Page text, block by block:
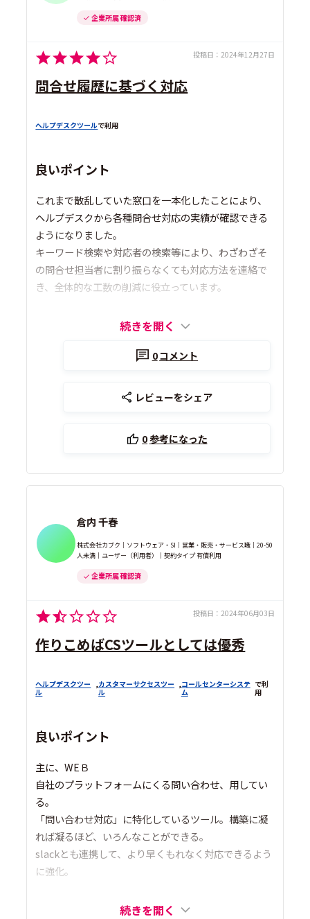
企業所属 確認済
投稿日： 2024年12月27日
問合せ履歴に基づく対応
ヘルプデスクツールで利用
良いポイント
これまで散乱していた窓口を一本化したことにより、
ヘルプデスクから各種問合せ対応の実績が確認できる
ようになりました。
キーワード検索や対応者の検索等により、わざわざそ
の問合せ担当者に割り振らなくても対応方法を連絡で
き、全体的な工数の削減に役立っています。
続きを開く
0コメント
レビューをシェア
0参考になった
倉内 千春
株式会社カブク｜ソフトウェア・SI｜営業・販売・サービス職｜20-50
人未満｜ユーザー（利用者）｜契約タイプ 有償利用
企業所属 確認済
投稿日： 2024年06月03日
作りこめばCSツールとしては優秀
ヘルプデスクツー
ル
,カスタマーサクセスツー
ル
,コールセンターシステ
ム
で利
用
良いポイント
主に、WEＢ
自社のプラットフォームにくる問い合わせ、用してい
る。
「問い合わせ対応」に特化しているツール。構築に凝
れば凝るほど、いろんなことができる。
slackとも連携して、より早くもれなく対応できるよう
に強化。
続きを開く